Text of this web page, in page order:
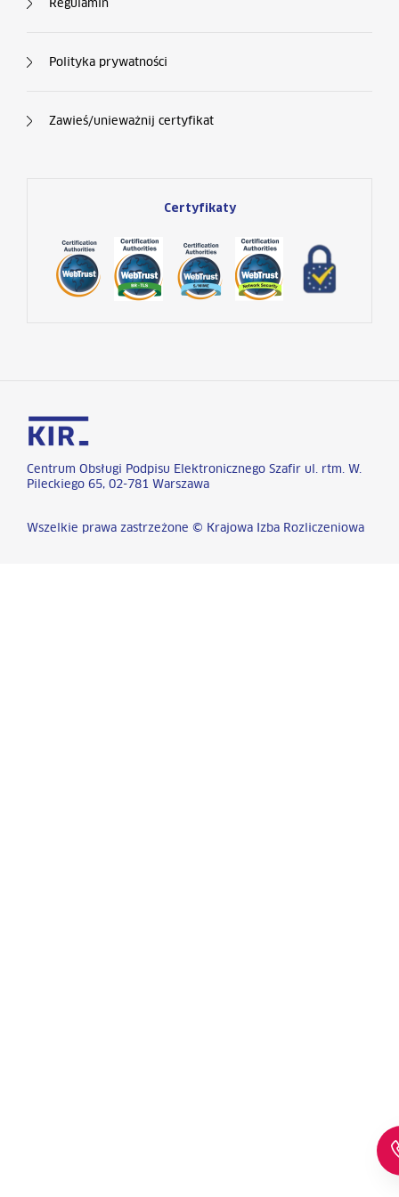
Regulamin
Polityka prywatności
Zawieś/unieważnij certyfikat
Certyfikaty
Centrum Obsługi Podpisu Elektronicznego Szafir ul. rtm. W.
Pileckiego 65, 02-781 Warszawa
Wszelkie prawa zastrzeżone © Krajowa Izba Rozliczeniowa